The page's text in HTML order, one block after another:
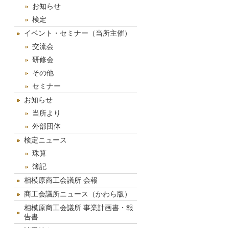
お知らせ
検定
イベント・セミナー（当所主催）
交流会
研修会
その他
セミナー
お知らせ
当所より
外部団体
検定ニュース
珠算
簿記
相模原商工会議所 会報
商工会議所ニュース（かわら版）
相模原商工会議所 事業計画書・報
告書